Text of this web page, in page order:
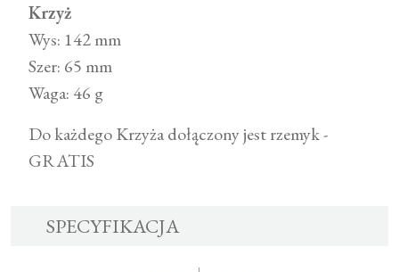
Krzyż
Wys: 142 mm
Szer: 65 mm
Waga: 46 g
Do każdego Krzyża dołączony jest rzemyk -
GRATIS
SPECYFIKACJA